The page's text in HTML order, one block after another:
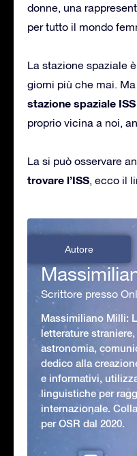
donne, una
per tutto il mondo
La stazione spaziale
giorni più che mai.
stazione spaziale ISS
proprio vicina a noi,
La si può osservare
trovare l’ISS, ecco il
Autore
Scrittore presso
Massimiliano Milli:
letterature
astronomia,
dedico alla
e informativi,
linguistiche per
internazionale.
per OSR dal 2020.